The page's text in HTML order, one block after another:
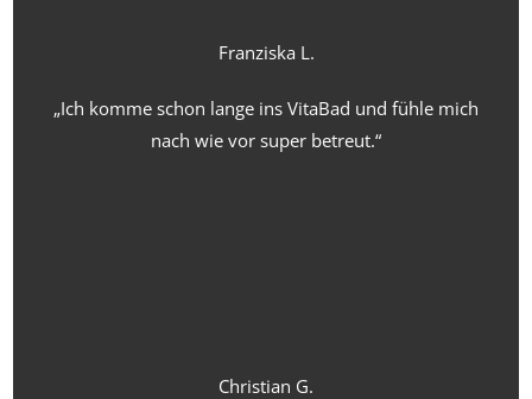
Franziska L.
„Ich komme schon lange ins VitaBad und fühle mich
nach wie vor super betreut.“
Christian G.